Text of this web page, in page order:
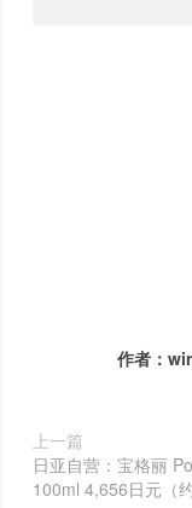
作者：
上一篇
日亚自营：宝格丽
100ml 4,656日元（